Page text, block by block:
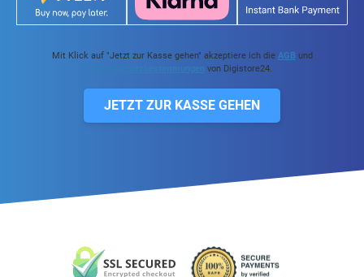
Mit Klick auf "Jetzt zur Kasse gehen" akzeptiere ich die AGB und
von Digistore24.
JETZT ZUR KASSE GEHEN